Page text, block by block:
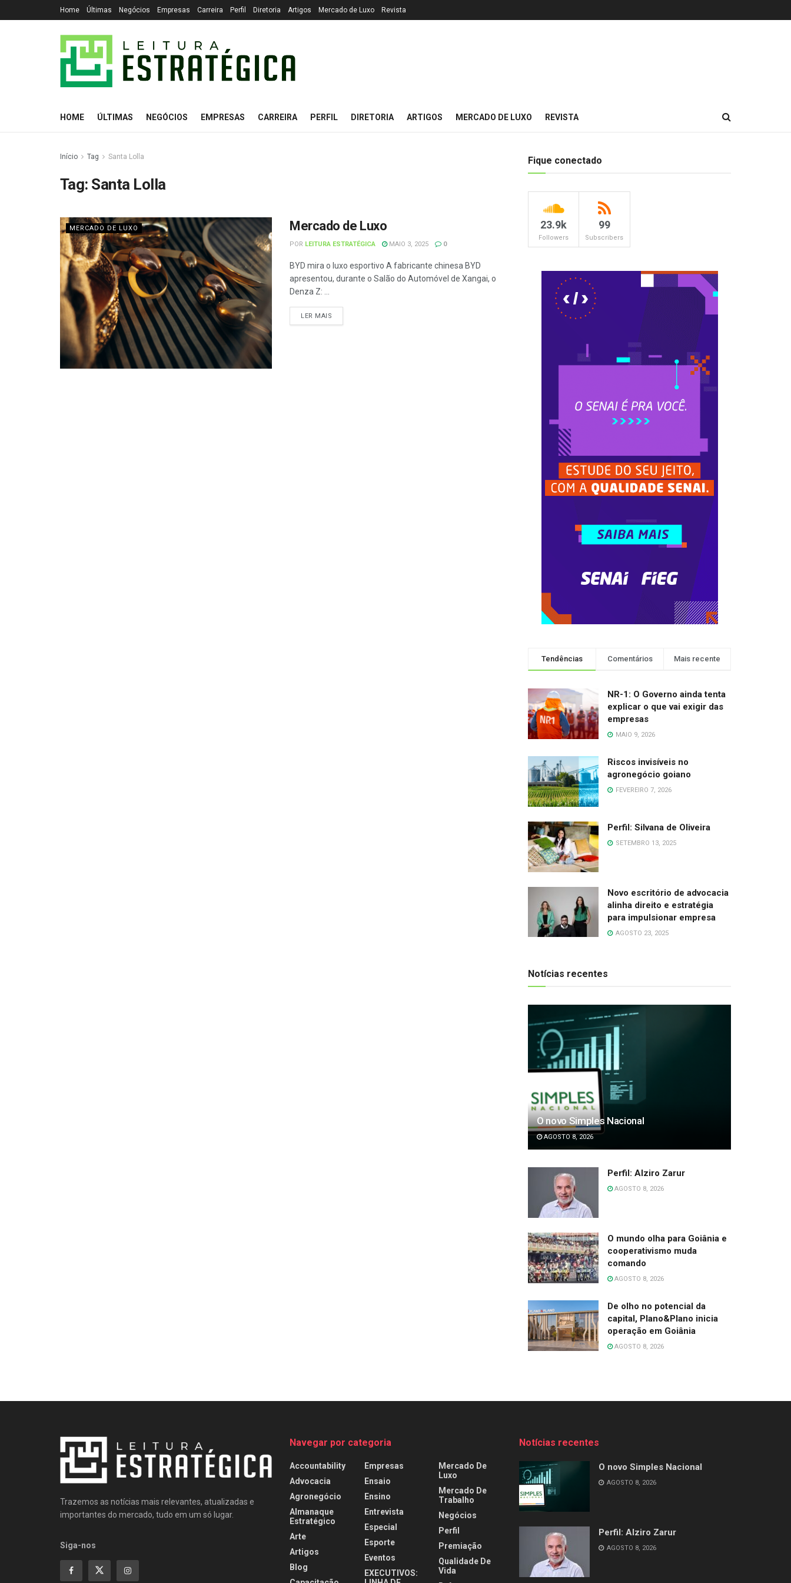
Home Últimas Negócios Empresas Carreira Perfil Diretoria Artigos Mercado de Luxo Revista
HOME ÚLTIMAS NEGÓCIOS EMPRESAS CARREIRA PERFIL DIRETORIA ARTIGOS MERCADO DE LUXO REVISTA
Início Tag Santa Lolla
Tag: Santa Lolla
MERCADO DE LUXO Mercado de Luxo
POR LEITURA ESTRATÉGICA MAIO 3, 2025 0
BYD mira o luxo esportivo A fabricante chinesa BYD
apresentou, durante o Salão do Automóvel de Xangai, o
Denza Z: ...
LER MAIS
Fique conectado
23.9k
Followers
99
Subscribers
Tendências Comentários Mais recente
NR-1: O Governo ainda tenta
explicar o que vai exigir das
empresas
MAIO 9, 2026
Riscos invisíveis no
agronegócio goiano
FEVEREIRO 7, 2026
Perfil: Silvana de Oliveira
SETEMBRO 13, 2025
Novo escritório de advocacia
alinha direito e estratégia
para impulsionar empresa
AGOSTO 23, 2025
Notícias recentes
O novo Simples Nacional
AGOSTO 8, 2026
Perfil: Alziro Zarur
AGOSTO 8, 2026
O mundo olha para Goiânia e
cooperativismo muda
comando
AGOSTO 8, 2026
De olho no potencial da
capital, Plano&Plano inicia
operação em Goiânia
AGOSTO 8, 2026
Trazemos as notícias mais relevantes, atualizadas e
importantes do mercado, tudo em um só lugar.
Siga-nos
Navegar por categoria
Accountability
Advocacia
Agronegócio
Almanaque
Estratégico
Arte
Artigos
Blog
Empresas
Ensaio
Ensino
Entrevista
Especial
Esporte
Eventos
EXECUTIVOS:
Mercado De
Luxo
Mercado De
Trabalho
Negócios
Perfil
Premiação
Qualidade De
Vida
Notícias recentes
O novo Simples Nacional
AGOSTO 8, 2026
Perfil: Alziro Zarur
AGOSTO 8, 2026